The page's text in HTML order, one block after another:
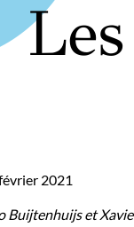
2021
Buijtenhuijs et